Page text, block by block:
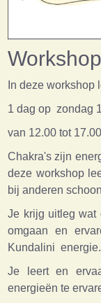
In deze workshop
1 dag op zondag
van 12.00 tot 17.00
Chakra's zijn
deze workshop
bij anderen
Je krijg uitleg
omgaan en
Kundalini energie.
Je leert en
energieën te